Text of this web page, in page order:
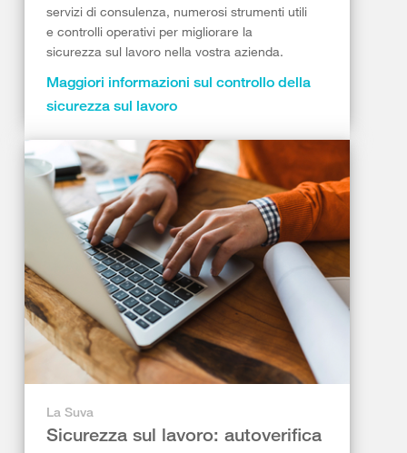
servizi di consulenza, numerosi strumenti utili
e controlli operativi per migliorare la
sicurezza sul lavoro nella vostra azienda.
Maggiori informazioni sul controllo della
sicurezza sul lavoro
La Suva
Sicurezza sul lavoro: autoverifica